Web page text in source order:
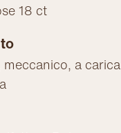
18 ct
meccanico, a carica